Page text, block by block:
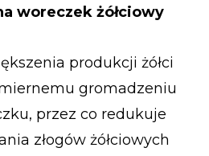
woreczek żółciowy
produkcji żółci
gromadzeniu
przez co redukuje
złogów żółciowych